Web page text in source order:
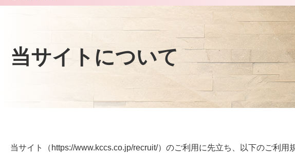
当サイトについて
当サイト（https://www.kccs.co.jp/recruit/）のご利用に先立ち、以下のご利